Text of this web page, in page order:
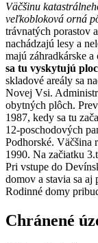
Väčšinu
veľkobloková orná
trávnatých porastov
nachádzajú lesy a
majú záhradkárske a
sa tu vyskytujú
skladové areály sa
Novej Vsi.
obytných plôch.
1987, kedy sa tu
12-poschodových
Podhorské. Väčšina
1990. Na začiatku
Pri vstupe do
domov a stavia sa
Rodinné domy
Chránené